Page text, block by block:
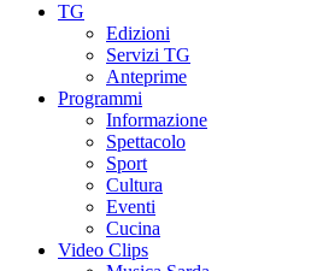
TG
Edizioni
Servizi TG
Anteprime
Programmi
Informazione
Spettacolo
Sport
Cultura
Eventi
Cucina
Video Clips